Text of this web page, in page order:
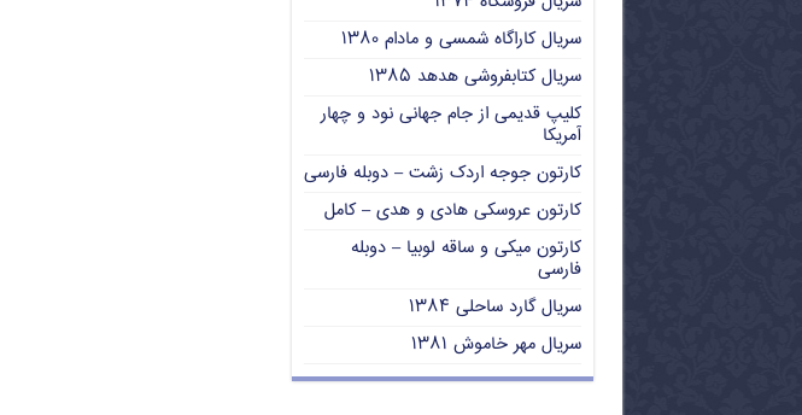
سریال کاراگاه شمسی و مادام ۱۳۸۰
سریال کتابفروشی هدهد ۱۳۸۵
کلیپ قدیمی از جام جهانی نود و چهار
آمریکا
کارتون جوجه اردک زشت – دوبله فارسی
کارتون عروسکی هادی و هدی – کامل
کارتون میکی و ساقه لوبیا – دوبله
فارسی
سریال گارد ساحلی ۱۳۸۴
سریال مهر خاموش ۱۳۸۱